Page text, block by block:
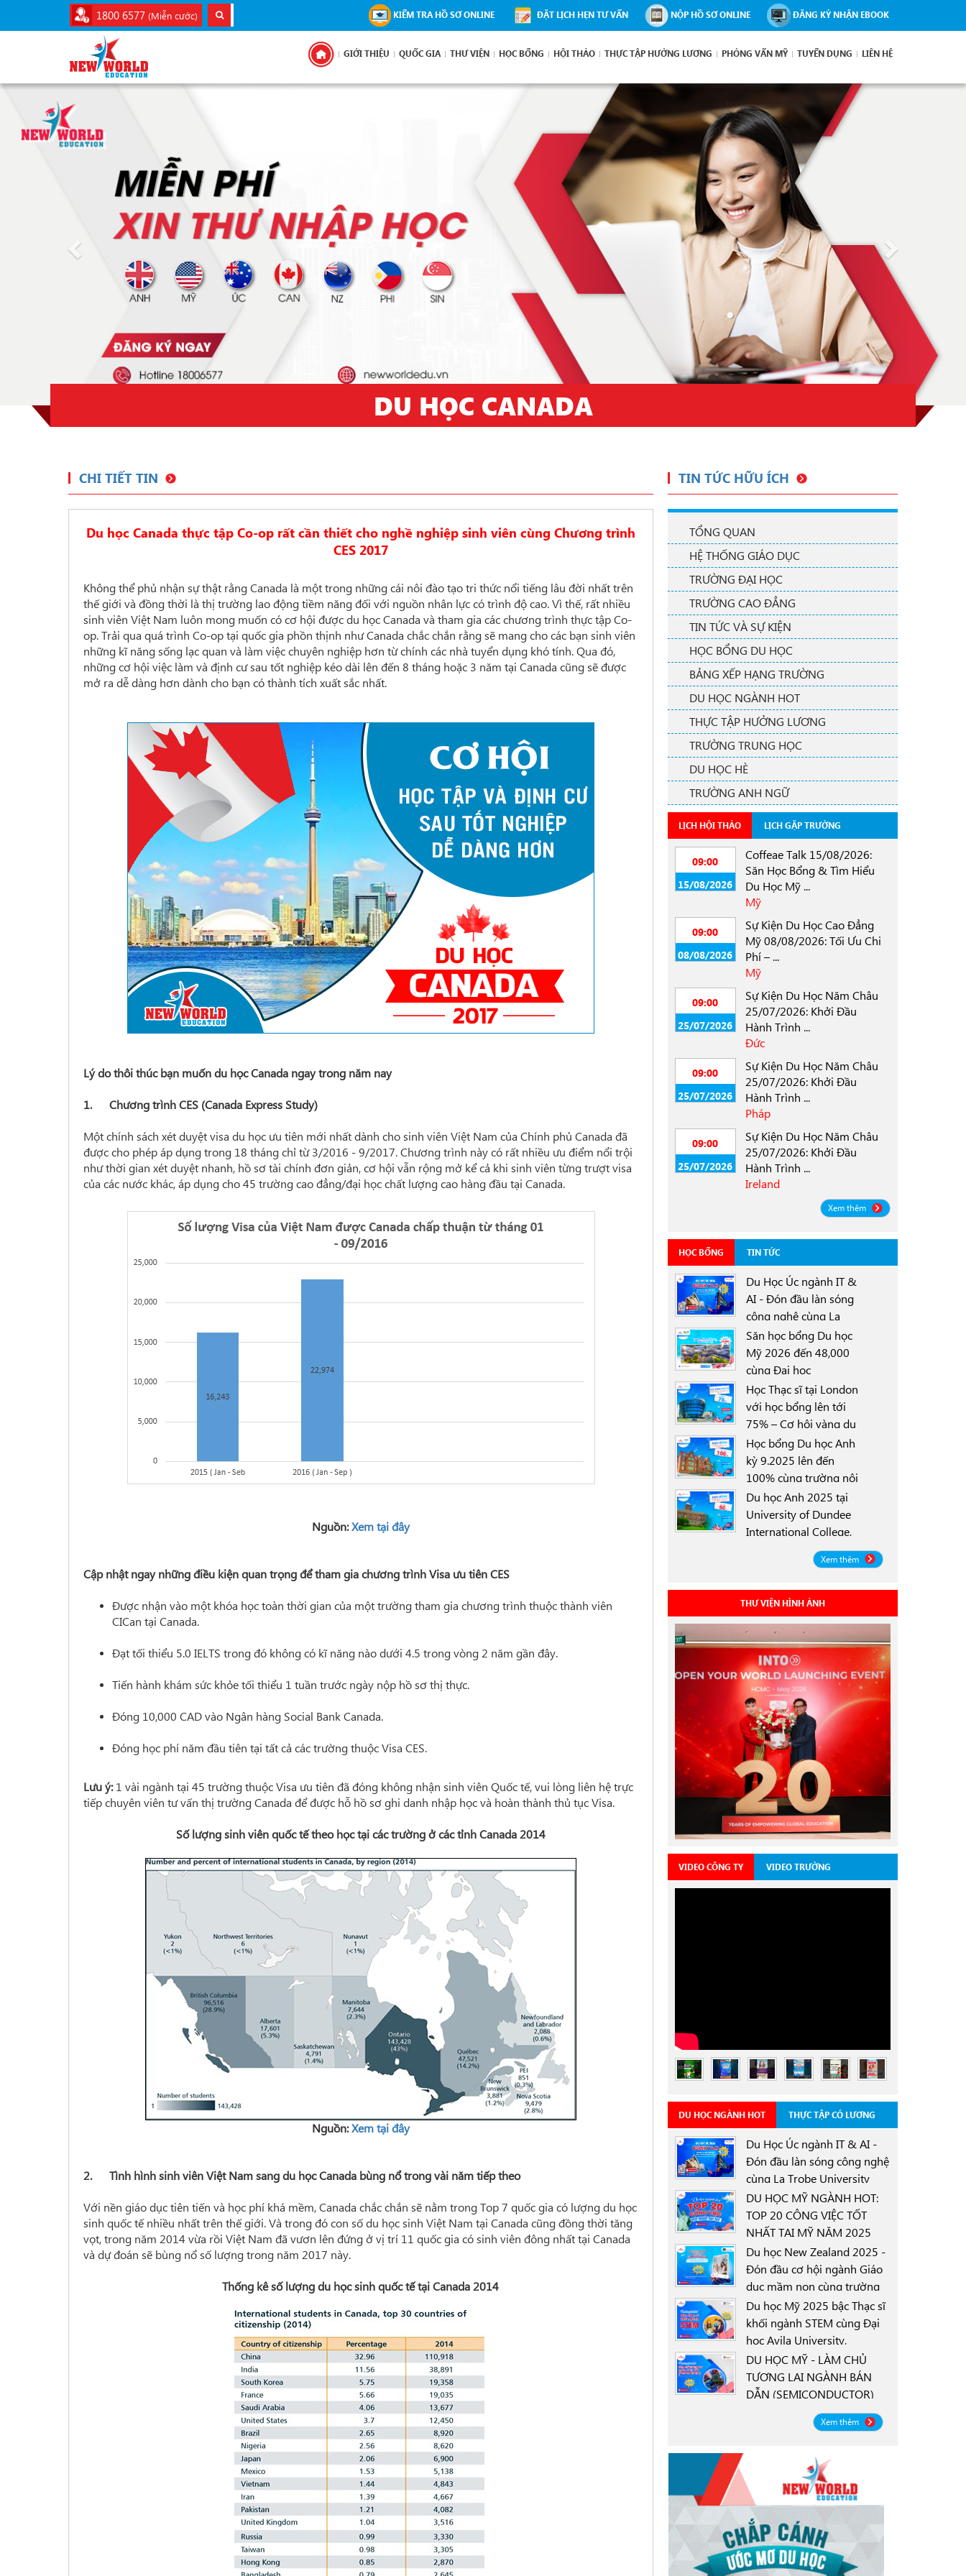
1800 6577 (Miễn cước) KIỂM TRA HỒ SƠ ONLINE ĐẶT LỊCH HẸN TƯ VẤN NỘP HỒ SƠ ONLINE ĐĂNG KÝ NHẬN EBOOK
GIỚI THIỆU QUỐC GIA THƯ VIỆN HỌC BỔNG HỘI THẢO THỰC TẬP HƯỞNG LƯƠNG PHỎNG VẤN MỸ TUYỂN DỤNG LIÊN HỆ
Previous Next
DU HỌC CANADA
CHI TIẾT TIN
Du học Canada thực tập Co-op rất cần thiết cho nghề nghiệp sinh viên cùng Chương trình
CES 2017
Không thể phủ nhận sự thật rằng Canada là một trong những cái nôi đào tạo tri thức nổi tiếng lâu đời nhất trên
thế giới và đồng thời là thị trường lao động tiềm năng đối với nguồn nhân lực có trình độ cao. Vì thế, rất nhiều
sinh viên Việt Nam luôn mong muốn có cơ hội được du học Canada và tham gia các chương trình thực tập Co-
op. Trải qua quá trình Co-op tại quốc gia phồn thịnh như Canada chắc chắn rằng sẽ mang cho các bạn sinh viên
những kĩ năng sống lạc quan và làm việc chuyên nghiệp hơn từ chính các nhà tuyển dụng khó tính. Qua đó,
những cơ hội việc làm và định cư sau tốt nghiệp kéo dài lên đến 8 tháng hoặc 3 năm tại Canada cũng sẽ được
mở ra dễ dàng hơn dành cho bạn có thành tích xuất sắc nhất.
Lý do thôi thúc bạn muốn du học Canada ngay trong năm nay
1. Chương trình CES (Canada Express Study)
Một chính sách xét duyệt visa du học ưu tiên mới nhất dành cho sinh viên Việt Nam của Chính phủ Canada đã
được cho phép áp dụng trong 18 tháng chỉ từ 3/2016 - 9/2017. Chương trình này có rất nhiều ưu điểm nổi trội
như thời gian xét duyệt nhanh, hồ sơ tài chính đơn giản, cơ hội vẫn rộng mở kể cả khi sinh viên từng trượt visa
của các nước khác, áp dụng cho 45 trường cao đẳng/đại học chất lượng cao hàng đầu tại Canada.
Nguồn:Xem tại đây
Cập nhật ngay những điều kiện quan trọng để tham gia chương trình Visa ưu tiên CES
Được nhận vào một khóa học toàn thời gian của một trường tham gia chương trình thuộc thành viên
CICan tại Canada.
Đạt tối thiểu 5.0 IELTS trong đó không có kĩ năng nào dưới 4.5 trong vòng 2 năm gần đây.
Tiến hành khám sức khỏe tối thiểu 1 tuần trước ngày nộp hồ sơ thị thực.
Đóng 10,000 CAD vào Ngân hàng Social Bank Canada.
Đóng học phí năm đầu tiên tại tất cả các trường thuộc Visa CES.
Lưu ý:1 vài ngành tại 45 trường thuộc Visa ưu tiên đã đóng không nhận sinh viên Quốc tế, vui lòng liên hệ trực
tiếp chuyên viên tư vấn thị trường Canada để được hỗ hồ sơ ghi danh nhập học và hoàn thành thủ tục Visa.
Số lượng sinh viên quốc tế theo học tại các trường ở các tỉnh Canada 2014
Nguồn:Xem tại đây
2. Tình hình sinh viên Việt Nam sang du học Canada bùng nổ trong vài năm tiếp theo
Với nền giáo dục tiên tiến và học phí khá mềm, Canada chắc chắn sẽ nằm trong Top 7 quốc gia có lượng du học
sinh quốc tế nhiều nhất trên thế giới. Và trong đó con số du học sinh Việt Nam tại Canada cũng đồng thời tăng
vọt, trong năm 2014 vừa rồi Việt Nam đã vươn lên đứng ở vị trí 11 quốc gia có sinh viên đông nhất tại Canada
và dự đoán sẽ bùng nổ số lượng trong năm 2017 này.
Thống kê số lượng du học sinh quốc tế tại Canada 2014
TIN TỨC HỮU ÍCH
TỔNG QUAN
HỆ THỐNG GIÁO DỤC
TRƯỜNG ĐẠI HỌC
TRƯỜNG CAO ĐẲNG
TIN TỨC VÀ SỰ KIỆN
HỌC BỔNG DU HỌC
BẢNG XẾP HẠNG TRƯỜNG
DU HỌC NGÀNH HOT
THỰC TẬP HƯỞNG LƯƠNG
TRƯỜNG TRUNG HỌC
DU HỌC HÈ
TRƯỜNG ANH NGỮ
LỊCH HỘI THẢO LỊCH GẶP TRƯỜNG
09:00
15/08/2026
Coffeae Talk 15/08/2026:
Săn Học Bổng & Tìm Hiểu
Du Học Mỹ ...
Mỹ
09:00
08/08/2026
Sự Kiện Du Học Cao Đẳng
Mỹ 08/08/2026: Tối Ưu Chi
Phí – ...
Mỹ
09:00
25/07/2026
Sự Kiện Du Học Năm Châu
25/07/2026: Khởi Đầu
Hành Trình ...
Đức
09:00
25/07/2026
Sự Kiện Du Học Năm Châu
25/07/2026: Khởi Đầu
Hành Trình ...
Pháp
09:00
25/07/2026
Sự Kiện Du Học Năm Châu
25/07/2026: Khởi Đầu
Hành Trình ...
Ireland
Xem thêm
HỌC BỔNG TIN TỨC
Du Học Úc ngành IT &
AI - Đón đầu làn sóng
công nghệ cùng La
Trobe University
Sydney Campus với
học bổng 30%
Săn học bổng Du học
Mỹ 2026 đến 48,000
cùng Đại học
University of North
Texas (UNT)
Học Thạc sĩ tại London
với học bổng lên tới
75% – Cơ hội vàng du
học Anh 2025
Học bổng Du học Anh
kỳ 9.2025 lên đến
100% cùng trường nội
trú Worthgate School
Canterbury
Du học Anh 2025 tại
University of Dundee
International College,
Scotland ICD - Lộ trình
linh hoạt, học bổng
Xem thêm
THƯ VIỆN HÌNH ẢNH
VIDEO CÔNG TY VIDEO TRƯỜNG
DU HỌC NGÀNH HOT THỰC TẬP CÓ LƯƠNG
Du Học Úc ngành IT & AI -
Đón đầu làn sóng công nghệ
cùng La Trobe University
Sydney Campus với học
bổng 30%
0000-00-00
DU HỌC MỸ NGÀNH HOT:
TOP 20 CÔNG VIỆC TỐT
NHẤT TẠI MỸ NĂM 2025
Du học New Zealand 2025 -
Đón đầu cơ hội ngành Giáo
dục mầm non cùng trường
New Zealand Tertiary
College NZTC
Du học Mỹ 2025 bậc Thạc sĩ
khối ngành STEM cùng Đại
học Avila University,
Goodyear, Arizona
0000-00-00
DU HỌC MỸ - LÀM CHỦ
TƯƠNG LAI NGÀNH BÁN
DẪN (SEMICONDUCTOR)
CÙNG ĐẠI HỌC OREGON
STATE UNIVERSITY OSU
Xem thêm